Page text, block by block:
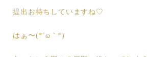
提出お待ちしていますね♡
はぁ〜(*´ω｀*)